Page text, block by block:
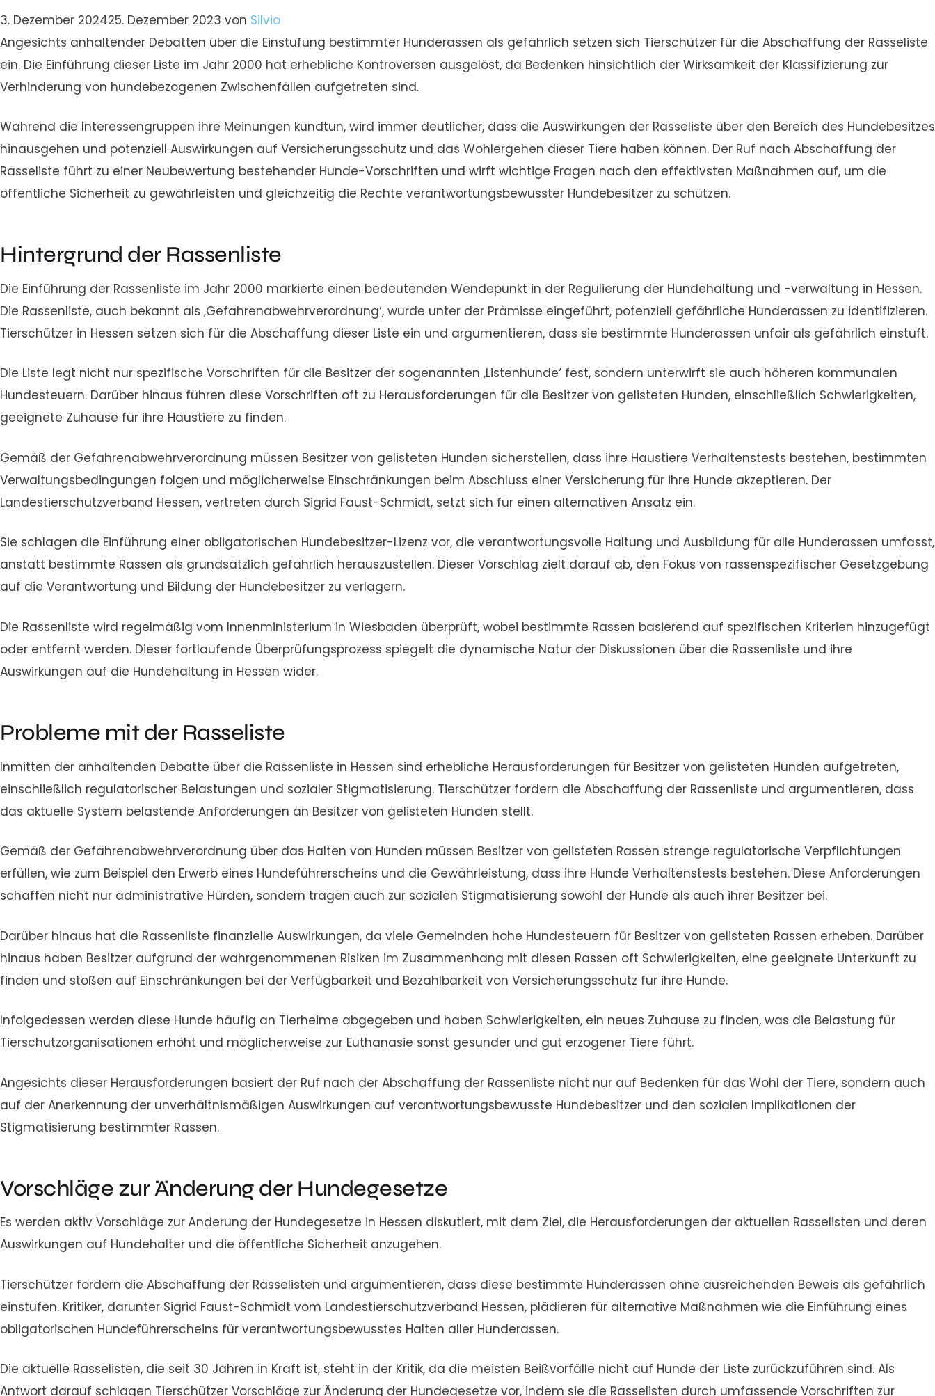
3. Dezember 202425. Dezember 2023 von Silvio
Angesichts anhaltender Debatten über die Einstufung bestimmter Hunderassen als gefährlich setzen sich Tierschützer für die Abschaffung der Rasseliste
ein. Die Einführung dieser Liste im Jahr 2000 hat erhebliche Kontroversen ausgelöst, da Bedenken hinsichtlich der Wirksamkeit der Klassifizierung zur
Verhinderung von hundebezogenen Zwischenfällen aufgetreten sind.
Während die Interessengruppen ihre Meinungen kundtun, wird immer deutlicher, dass die Auswirkungen der Rasseliste über den Bereich des Hundebesitzes
hinausgehen und potenziell Auswirkungen auf Versicherungsschutz und das Wohlergehen dieser Tiere haben können. Der Ruf nach Abschaffung der
Rasseliste führt zu einer Neubewertung bestehender Hunde-Vorschriften und wirft wichtige Fragen nach den effektivsten Maßnahmen auf, um die
öffentliche Sicherheit zu gewährleisten und gleichzeitig die Rechte verantwortungsbewusster Hundebesitzer zu schützen.
Hintergrund der Rassenliste
Die Einführung der Rassenliste im Jahr 2000 markierte einen bedeutenden Wendepunkt in der Regulierung der Hundehaltung und -verwaltung in Hessen.
Die Rassenliste, auch bekannt als ‚Gefahrenabwehrverordnung‘, wurde unter der Prämisse eingeführt, potenziell gefährliche Hunderassen zu identifizieren.
Tierschützer in Hessen setzen sich für die Abschaffung dieser Liste ein und argumentieren, dass sie bestimmte Hunderassen unfair als gefährlich einstuft.
Die Liste legt nicht nur spezifische Vorschriften für die Besitzer der sogenannten ‚Listenhunde‘ fest, sondern unterwirft sie auch höheren kommunalen
Hundesteuern. Darüber hinaus führen diese Vorschriften oft zu Herausforderungen für die Besitzer von gelisteten Hunden, einschließlich Schwierigkeiten,
geeignete Zuhause für ihre Haustiere zu finden.
Gemäß der Gefahrenabwehrverordnung müssen Besitzer von gelisteten Hunden sicherstellen, dass ihre Haustiere Verhaltenstests bestehen, bestimmten
Verwaltungsbedingungen folgen und möglicherweise Einschränkungen beim Abschluss einer Versicherung für ihre Hunde akzeptieren. Der
Landestierschutzverband Hessen, vertreten durch Sigrid Faust-Schmidt, setzt sich für einen alternativen Ansatz ein.
Sie schlagen die Einführung einer obligatorischen Hundebesitzer-Lizenz vor, die verantwortungsvolle Haltung und Ausbildung für alle Hunderassen umfasst,
anstatt bestimmte Rassen als grundsätzlich gefährlich herauszustellen. Dieser Vorschlag zielt darauf ab, den Fokus von rassenspezifischer Gesetzgebung
auf die Verantwortung und Bildung der Hundebesitzer zu verlagern.
Die Rassenliste wird regelmäßig vom Innenministerium in Wiesbaden überprüft, wobei bestimmte Rassen basierend auf spezifischen Kriterien hinzugefügt
oder entfernt werden. Dieser fortlaufende Überprüfungsprozess spiegelt die dynamische Natur der Diskussionen über die Rassenliste und ihre
Auswirkungen auf die Hundehaltung in Hessen wider.
Probleme mit der Rasseliste
Inmitten der anhaltenden Debatte über die Rassenliste in Hessen sind erhebliche Herausforderungen für Besitzer von gelisteten Hunden aufgetreten,
einschließlich regulatorischer Belastungen und sozialer Stigmatisierung. Tierschützer fordern die Abschaffung der Rassenliste und argumentieren, dass
das aktuelle System belastende Anforderungen an Besitzer von gelisteten Hunden stellt.
Gemäß der Gefahrenabwehrverordnung über das Halten von Hunden müssen Besitzer von gelisteten Rassen strenge regulatorische Verpflichtungen
erfüllen, wie zum Beispiel den Erwerb eines Hundeführerscheins und die Gewährleistung, dass ihre Hunde Verhaltenstests bestehen. Diese Anforderungen
schaffen nicht nur administrative Hürden, sondern tragen auch zur sozialen Stigmatisierung sowohl der Hunde als auch ihrer Besitzer bei.
Darüber hinaus hat die Rassenliste finanzielle Auswirkungen, da viele Gemeinden hohe Hundesteuern für Besitzer von gelisteten Rassen erheben. Darüber
hinaus haben Besitzer aufgrund der wahrgenommenen Risiken im Zusammenhang mit diesen Rassen oft Schwierigkeiten, eine geeignete Unterkunft zu
finden und stoßen auf Einschränkungen bei der Verfügbarkeit und Bezahlbarkeit von Versicherungsschutz für ihre Hunde.
Infolgedessen werden diese Hunde häufig an Tierheime abgegeben und haben Schwierigkeiten, ein neues Zuhause zu finden, was die Belastung für
Tierschutzorganisationen erhöht und möglicherweise zur Euthanasie sonst gesunder und gut erzogener Tiere führt.
Angesichts dieser Herausforderungen basiert der Ruf nach der Abschaffung der Rassenliste nicht nur auf Bedenken für das Wohl der Tiere, sondern auch
auf der Anerkennung der unverhältnismäßigen Auswirkungen auf verantwortungsbewusste Hundebesitzer und den sozialen Implikationen der
Stigmatisierung bestimmter Rassen.
Vorschläge zur Änderung der Hundegesetze
Es werden aktiv Vorschläge zur Änderung der Hundegesetze in Hessen diskutiert, mit dem Ziel, die Herausforderungen der aktuellen Rasselisten und deren
Auswirkungen auf Hundehalter und die öffentliche Sicherheit anzugehen.
Tierschützer fordern die Abschaffung der Rasselisten und argumentieren, dass diese bestimmte Hunderassen ohne ausreichenden Beweis als gefährlich
einstufen. Kritiker, darunter Sigrid Faust-Schmidt vom Landestierschutzverband Hessen, plädieren für alternative Maßnahmen wie die Einführung eines
obligatorischen Hundeführerscheins für verantwortungsbewusstes Halten aller Hunderassen.
Die aktuelle Rasselisten, die seit 30 Jahren in Kraft ist, steht in der Kritik, da die meisten Beißvorfälle nicht auf Hunde der Liste zurückzuführen sind. Als
Antwort darauf schlagen Tierschützer Vorschläge zur Änderung der Hundegesetze vor, indem sie die Rasselisten durch umfassende Vorschriften zur